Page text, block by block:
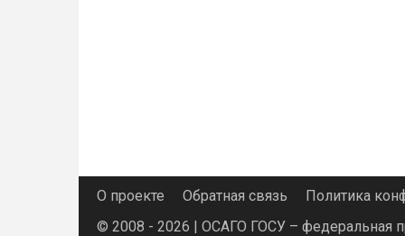
О проекте Обратная связь
Политика
© 2008 - 2026 | ОСАГО ГОСУ – федеральная